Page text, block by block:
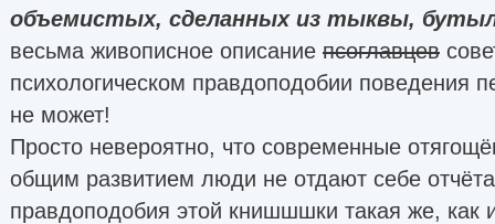
объемистых, сделанных из тыквы,
весьма живописное описание псоглавцев
психологическом правдоподобии поведения
не может!
Просто невероятно, что современные
общим развитием люди не отдают себе
правдоподобия этой книшшшки такая же, как